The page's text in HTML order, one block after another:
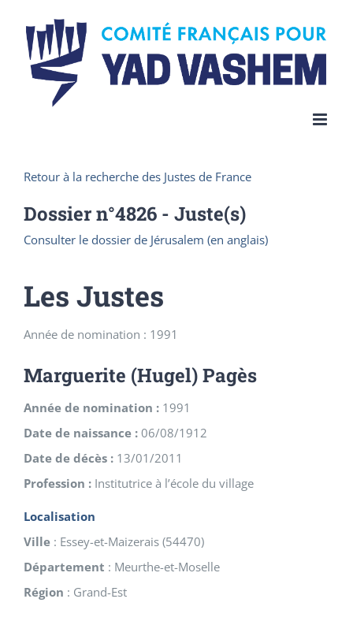
content
Retour à la recherche des Justes de France
Dossier n°4826 - Juste(s)
Consulter le dossier de Jérusalem (en anglais)
Les Justes
Année de nomination : 1991
Marguerite (Hugel) Pagès
Année de nomination : 1991
Date de naissance : 06/08/1912
Date de décès : 13/01/2011
Profession : Institutrice à l’école du village
Localisation
Ville : Essey-et-Maizerais (54470)
Département : Meurthe-et-Moselle
Région : Grand-Est